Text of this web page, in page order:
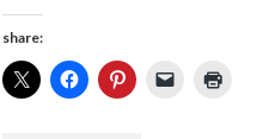
share: